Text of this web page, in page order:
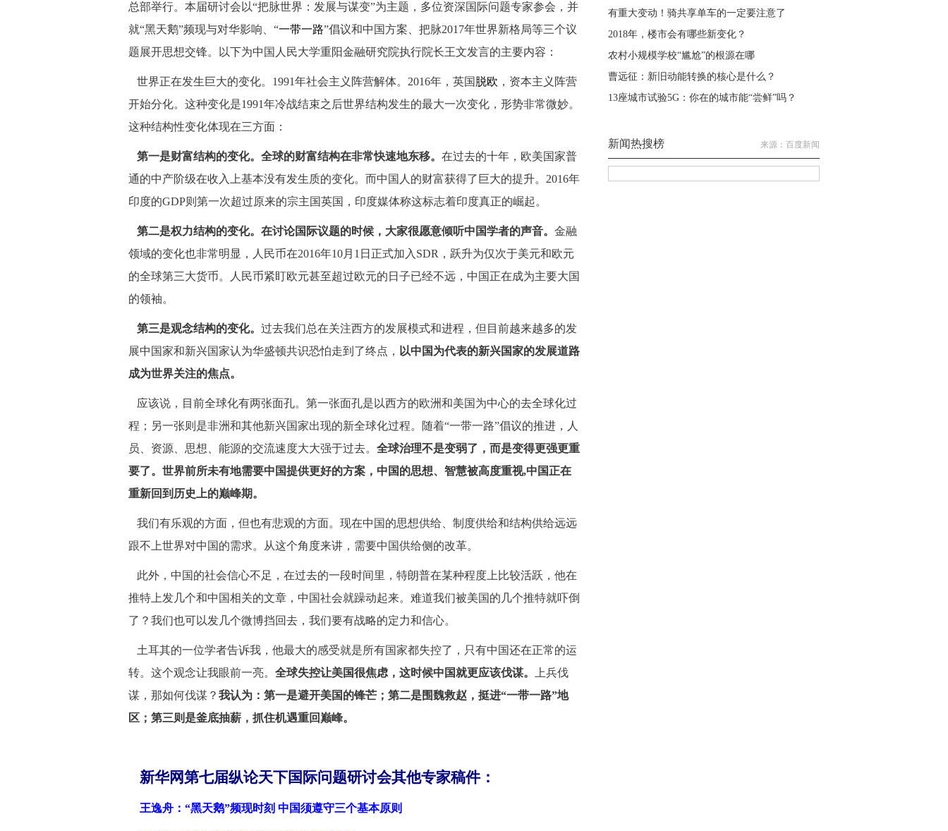
总部举行。本届研讨会以“把脉世界：发展与谋变”为主题，多位资深国际问题专家参会，并
就“黑天鹅”频现与对华影响、“一带一路”倡议和中国方案、把脉2017年世界新格局等三个议
题展开思想交锋。以下为中国人民大学重阳金融研究院执行院长王文发言的主要内容：
世界正在发生巨大的变化。1991年社会主义阵营解体。2016年，英国 脱欧 ，资本主义阵营
开始分化。这种变化是1991年冷战结束之后世界结构发生的最大一次变化，形势非常微妙。
这种结构性变化体现在三方面：
第一是财富结构的变化。全球的财富结构在非常快速地东移。 在过去的十年，欧美国家普
通的中产阶级在收入上基本没有发生质的变化。而中国人的财富获得了巨大的提升。2016年
印度的GDP则第一次超过原来的宗主国英国，印度媒体称这标志着印度真正的崛起。
第二是权力结构的变化。在讨论国际议题的时候，大家很愿意倾听中国学者的声音。 金融
领域的变化也非常明显，人民币在2016年10月1日正式加入SDR，跃升为仅次于美元和欧元
的全球第三大货币。人民币紧盯欧元甚至超过欧元的日子已经不远，中国正在成为主要大国
的领袖。
第三是观念结构的变化。 过去我们总在关注西方的发展模式和进程，但目前越来越多的发
展中国家和新兴国家认为华盛顿共识恐怕走到了终点， 以中国为代表的新兴国家的发展道路
成为世界关注的焦点。
应该说，目前全球化有两张面孔。第一张面孔是以西方的欧洲和美国为中心的去全球化过
程；另一张则是非洲和其他新兴国家出现的新全球化过程。随着“一带一路”倡议的推进，人
员、资源、思想、能源的交流速度大大强于过去。 全球治理不是变弱了，而是变得更强更重
要了。世界前所未有地需要中国提供更好的方案，中国的思想、智慧被高度重视,中国正在
重新回到历史上的巅峰期。
我们有乐观的方面，但也有悲观的方面。现在中国的思想供给、制度供给和结构供给远远
跟不上世界对中国的需求。从这个角度来讲，需要中国供给侧的改革。
此外，中国的社会信心不足，在过去的一段时间里，特朗普在某种程度上比较活跃，他在
推特上发几个和中国相关的文章，中国社会就躁动起来。难道我们被美国的几个推特就吓倒
了？我们也可以发几个微博挡回去，我们要有战略的定力和信心。
土耳其的一位学者告诉我，他最大的感受就是所有国家都失控了，只有中国还在正常的运
转。这个观念让我眼前一亮。 全球失控让美国很焦虑，这时候中国就更应该伐谋。
上兵伐
谋，那如何伐谋？ 我认为：第一是避开美国的锋芒；第二是围魏救赵，挺进“一带一路”地
区；第三则是釜底抽薪，抓住机遇重回巅峰。
新华网第七届纵论天下国际问题研讨会其他专家稿件：
王逸舟：“黑天鹅”频现时刻 中国须遵守三个基本原则